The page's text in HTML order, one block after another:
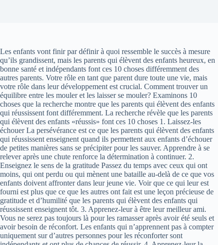
Les enfants vont finir par définir à quoi ressemble le succès à mesure
qu’ils grandissent, mais les parents qui élèvent des enfants heureux, en
bonne santé et indépendants font ces 10 choses différemment des
autres parents. Votre rôle en tant que parent dure toute une vie, mais
votre rôle dans leur développement est crucial. Comment trouver un
équilibre entre les mouler et les laisser se mouler? Examinons 10
choses que la recherche montre que les parents qui élèvent des enfants
qui réussissent font différemment. La recherche révèle que les parents
qui élèvent des enfants «réussis» font ces 10 choses 1. Laissez-les
échouer La persévérance est ce que les parents qui élèvent des enfants
qui réussissent enseignent quand ils permettent aux enfants d’échouer
de petites manières sans se précipiter pour les sauver. Apprendre à se
relever après une chute renforce la détermination à continuer. 2.
Enseignez le sens de la gratitude Passez du temps avec ceux qui ont
moins, qui ont perdu ou qui mènent une bataille au-delà de ce que vos
enfants doivent affronter dans leur jeune vie. Voir que ce qui leur est
fourni est plus que ce que les autres ont fait est une leçon précieuse de
gratitude et d’humilité que les parents qui élèvent des enfants qui
réussissent enseignent tôt. 3. Apprenez-leur à être leur meilleur ami.
Vous ne serez pas toujours là pour les ramasser après avoir été seuls et
avoir besoin de réconfort. Les enfants qui n’apprennent pas à compter
uniquement sur d’autres personnes pour les réconforter sont